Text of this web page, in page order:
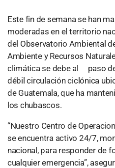
Este fin de semana se han
moderadas en el territorio
del Observatorio Ambiental
Ambiente y Recursos
climática se debe al paso
débil circulación ciclónica
de Guatemala, que ha
los chubascos.
“Nuestro Centro de
se encuentra activo 24/7,
nacional, para responder de
cualquier emergencia”,